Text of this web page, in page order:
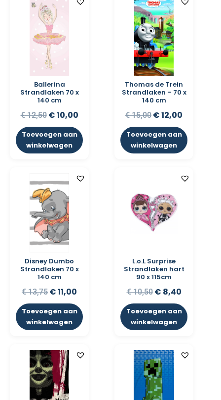
Ballerina
Strandlaken 70 x
140 cm
€12,50 €10,00
Toevoegen aan
winkelwagen
Thomas de Trein
Strandlaken – 70 x
140 cm
€15,00 €12,00
Toevoegen aan
winkelwagen
Disney Dumbo
Strandlaken 70 x
140 cm
€13,75 €11,00
Toevoegen aan
winkelwagen
L.o.L Surprise
Strandlaken hart
90 x 115cm
€10,50 € 8,40
Toevoegen aan
winkelwagen